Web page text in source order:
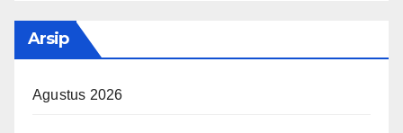
Arsip
Agustus 2026